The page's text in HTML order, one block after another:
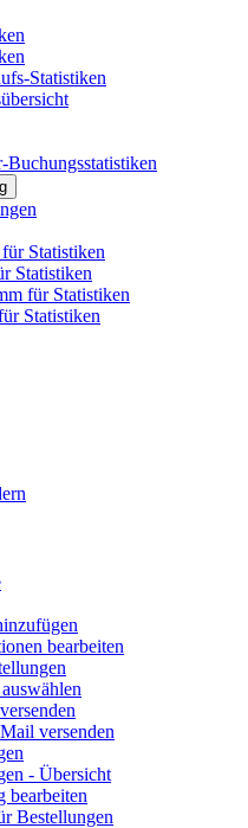
Statistiken
Buchungsstatistiken
Statistiken
Statistiken
für Statistiken
Statistiken
bearbeiten
versenden
- Übersicht
bearbeiten
Bestellungen